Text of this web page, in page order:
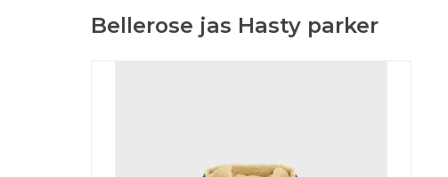
Bellerose jas Hasty parker